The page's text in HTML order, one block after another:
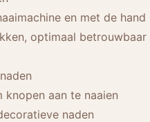
en met de hand
optimaal betrouwbaar
aan te naaien
naden